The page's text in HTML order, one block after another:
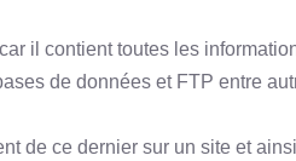
il contient toutes les
de données et FTP entre
de ce dernier sur un site et